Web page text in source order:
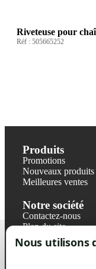
Nous utilisons
Riveteuse pour
Réf : 505665252
Produits
Promotions
Nouveaux produits
Meilleures ventes
Notre société
Contactez-nous
Plan du site
Magasin
Mentions légales